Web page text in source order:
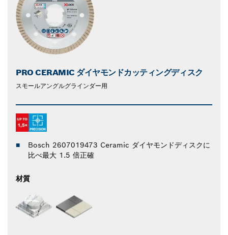
PRO CERAMIC ダイヤモンドカッティングディスク
スモールアングルグラインダー用
Bosch 2607019473 Ceramic ダイヤモンドディスクに
比べ最大 1.5 倍正確
材質